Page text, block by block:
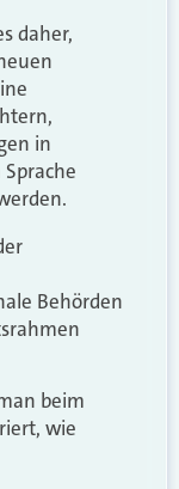
daher,
in
Behörden
beim
wie